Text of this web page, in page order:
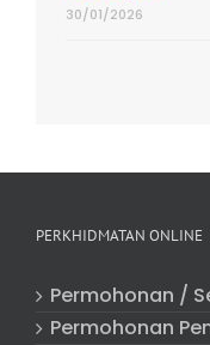
30/01/2026
PERKHIDMATAN ONLINE
Permohonan /
Permohonan